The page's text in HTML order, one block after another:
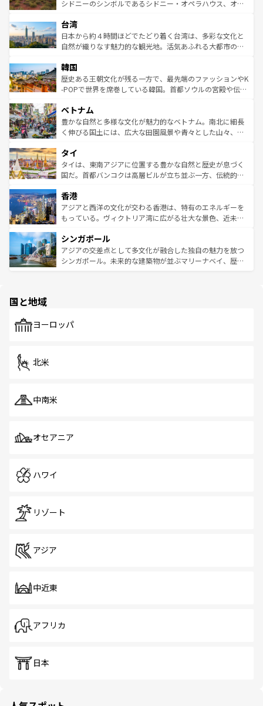
しみながら、その多様性と豊かな歴史を感じることができ
ならではの贅沢な旅のスタイルだ。 なお、新着のアメリカ
情報はコンテンツ一覧を参照してほしい。
おすすめ。エメラルドグリーンに輝く海をはじめ、豊かな
れるおもてなしの心で訪れる人々を迎えてくれるハワイの
人々、おいしいローカルフードやハワイアンミュージッ
ク、伝統的なフラダンスなど、すべてがハワイの魅力を彩
ワイを、存分に味わってほしい。 なお、新着のハワイ情報
はコンテンツ一覧を参照してほしい。
シドニーのシンボルであるシドニー・オペラハウス、オー
リアリーフや大陸中央部にそびえるウルル（エアーズロッ
ク）、タスマニアの美しい原生林やケアンズの熱帯雨林な
ど、見どころがたくさん。また、カフェやワイン、オージ
いる。アクティビティも充実しており、サーフィンやダイ
ビング、ハイキングなど、アウトドア好きにはたまらな
い。オーストラリアの多彩な魅力を存分に味わいつくそ
参照してほしい。
台湾
日本から約４時間ほどでたどり着く台湾は、多彩な文化と
自然が織りなす魅力的な観光地。活気あふれる大都市の台
ン）、静ひつな山岳地帯である台湾東部など、都市の喧騒
と山間の静けさが共存しており、訪れる人に新しい発見と
驚きをもたらしてくれる。また、奥深い台湾の食文化も魅
容にもいいと評判のスイーツなど、バラエティ豊かな料理
が味わえる。 なお、新着の台湾情報は コンテンツ一覧を参
照してほしい。
韓国
歴史ある王朝文化が残る一方で、最先端のファッションやK
-POPで世界を席巻している韓国。首都ソウルの宮殿や伝統
き、地方に足を延ばせば四季折々の自然美を楽しむことが
できる。そして、キムチや焼肉、絶品のストリートフード
まで、さまざまな韓国料理が待っている。夜には、韓国な
リティに包まれながら、韓国の多彩な魅力を心ゆくまで味
わってみてほしい。 なお、新着の韓国情報はコンテンツ一
覧を参照してほしい。
ベトナム
豊かな自然と多様な文化が魅力的なベトナム。南北に細長
く伸びる国土には、広大な田園風景や青々とした山々、世
急速な発展と共に伝統が息づく。ハノイの古い町並みやホ
ーチミン市のフランス統治時代の建物も、独特の雰囲気を
醸し出している。また、バラエティの豊かさとおいしさで
とつ。フォーやバインミー、ベトナムコーヒーなどは、ぜ
ひ現地で味わいたい。どの地域を訪れてもあたたかい人々
が旅行者を迎えてくれるので、きっと忘れられない旅にな
参照してほしい。
タイ
タイは、東南アジアに位置する豊かな自然と歴史が息づく
国だ。首都バンコクは高層ビルが立ち並ぶ一方、伝統的な
の活気が交差している。北部ではチェンマイなどの山岳地
帯で自然と触れ合い、南部ではプーケットやクラビの美し
いビーチでリゾート気分を楽しむことができる。タイ料理
激する。気候は一年中温暖で、どの季節にも異なる楽しみ
が待っている。親しみやすいタイの人々、仏教を中心とし
た文化、そして多様な観光資源が、訪れる旅人を魅了し続
香港
アジアと西洋の文化が交わる香港は、特有のエネルギーを
もっている。ヴィクトリア湾に広がる壮大な景色、近未来
み、どこを訪れても感動するはず。観光スポットが密集し
ており、効率よく見どころを回れるのも魅力。息をのむよ
うな絶景から文化的な体験まで、香港を存分に楽しみ尽く
シンガポール
アジアの交差点として多文化が融合した独自の魅力を放つ
シンガポール。未来的な建築物が並ぶマリーナベイ、歴史
で、ホーカーズは地元の風情を楽しめる外せないスポット
国と地域
ヨーロッパ
北米
中南米
オセアニア
ハワイ
リゾート
アジア
中近東
アフリカ
日本